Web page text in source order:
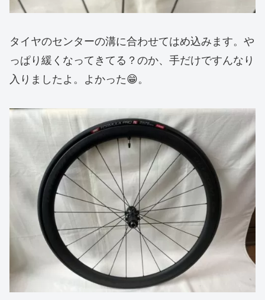
タイヤのセンターの溝に合わせてはめ込みます。や
っぱり緩くなってきてる？のか、手だけですんなり
入りましたよ。よかった😁。